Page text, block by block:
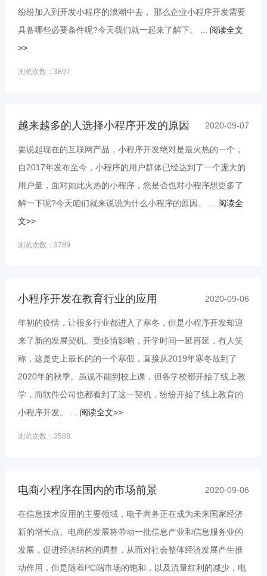
纷纷加入到开发小程序的浪潮中去， 那么企业小程序开发需要
具备哪些必要条件呢?今天我们就一起来了解下。 ... 阅读全文
>>
浏览次数：3897
越来越多的人选择小程序开发的原因 2020-09-07
要说起现在的互联网产品，小程序开发绝对是最火热的一个，
自2017年发布至今，小程序的用户群体已经达到了一个庞大的
用户量，面对如此火热的小程序，您是否也对小程序想更多了
解一下呢?今天咱们就来说说为什么小程序的原因。 ... 阅读全
文>>
浏览次数：3789
小程序开发在教育行业的应用 2020-09-06
年初的疫情，让很多行业都进入了寒冬，但是小程序开发却迎
来了新的发展契机。受疫情影响，开学时间一延再延，有人笑
称，这是史上最长的的一个寒假，直接从2019年寒冬放到了
2020年的秋季。虽说不能到校上课，但各学校都开始了线上教
学，而软件公司也都看到了这一契机，纷纷开始了线上教育的
小程序开发。 ... 阅读全文>>
浏览次数：3588
电商小程序在国内的市场前景 2020-09-06
在信息技术应用的主要领域，电子商务正在成为未来国家经济
新的增长点。电商的发展将带动一批信息产业和信息服务业的
发展，促进经济结构的调整，从而对社会整体经济发展产生推
动作用，但是随着PC端市场的饱和，以及流量红利的减少，电